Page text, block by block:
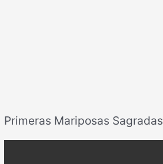
Primeras Mariposas Sagradas